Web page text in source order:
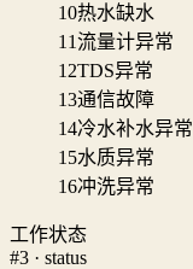
10热水缺水
11流量计异常
12TDS异常
13通信故障
14冷水补水异常
15水质异常
16冲洗异常
工作状态
#3 · status